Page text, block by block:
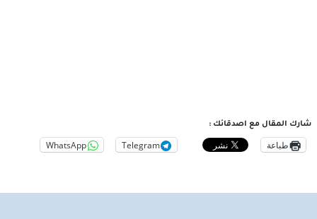
شارك المقال مع اصدقائك :
طباعة Telegram
WhatsApp